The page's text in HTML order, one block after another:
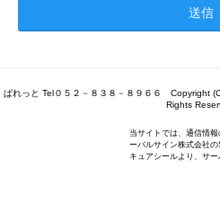
ぱれっと Tel０５２－８３８－８９６６ Copyright
Rights
当サイトでは、通信情
ーバルサイン株式会社
キュアシールより、サ